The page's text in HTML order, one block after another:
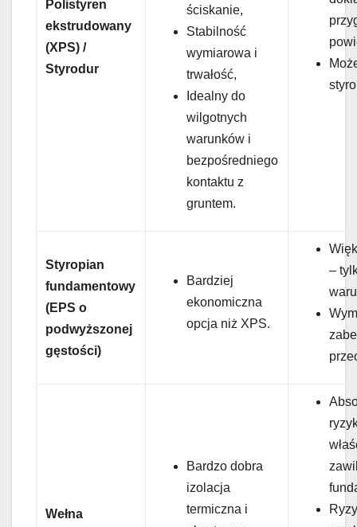
Polistyren
ekstrudowany
(XPS) /
Styrodur
ściskanie,
Stabilność
wymiarowa i
trwałość,
Idealny do
wilgotnych
warunków i
bezpośredniego
kontaktu z
gruntem.
Styropian
fundamentowy
(EPS o
podwyższonej
gęstości)
Bardziej
ekonomiczna
opcja niż XPS.
–
Wełna
Bardzo dobra
izolacja
termiczna i